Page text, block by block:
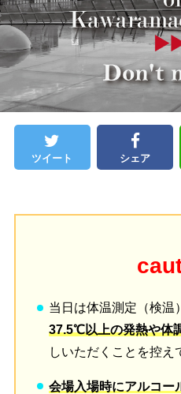
ツイート シェア
当日は体温測定（検温
37.5℃以上の発熱や体
しいただくことを控え
会場入場時にアルコー